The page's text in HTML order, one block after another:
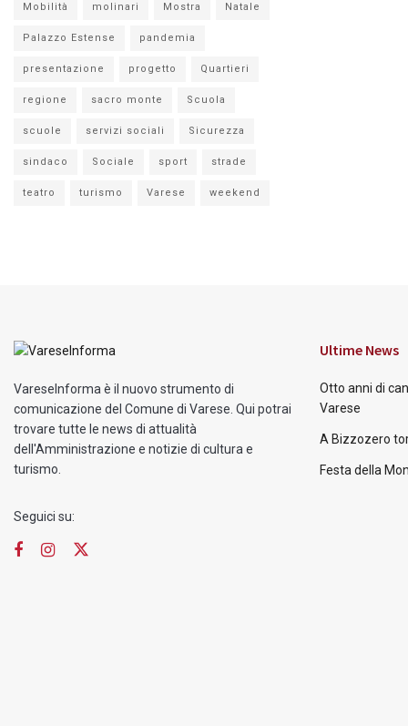
Mobilità molinari Mostra Natale
Palazzo Estense pandemia
presentazione progetto Quartieri
regione sacro monte Scuola
scuole servizi sociali Sicurezza
sindaco Sociale sport strade
teatro turismo Varese weekend
VareseInforma è il nuovo strumento di
comunicazione del Comune di Varese. Qui potrai
trovare tutte le news di attualità
dell'Amministrazione e notizie di cultura e
turismo.
Seguici su:
Ultime News
Otto anni di
Varese
A Bizzozero
Festa della